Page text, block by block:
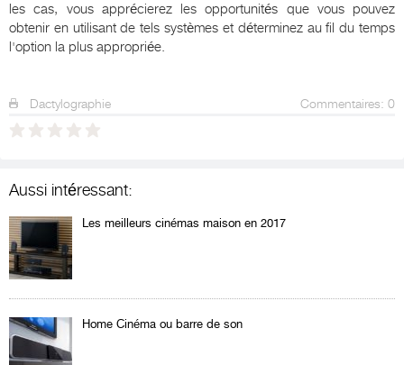
les cas, vous apprécierez les opportunités que vous pouvez
obtenir en utilisant de tels systèmes et déterminez au fil du temps
l'option la plus appropriée.
Dactylographie Commentaires: 0
Aussi intéressant:
Les meilleurs cinémas maison en 2017
Home Cinéma ou barre de son